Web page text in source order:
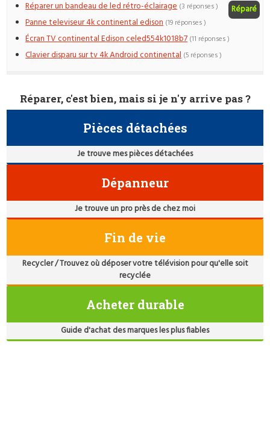
Réparer un bandeau de led rétro-éclairage Réparé
(3 réponses )
Panne televiseur 4k continental edison (19 réponses )
Écran TV continental Edison celed554k1018b7 (11 réponses )
Clavier disparu sur tv 4k Android continental (5 réponses )
Réparer, c'est bien, mais si je n'y arrive pas ?
Pièces détachées
Je trouve mes pièces détachées
Dépanneur
Je trouve un pro près de chez moi
Fin de vie
Recycler / Trouvez où déposer votre télévision pour qu'elle soit
recyclée
Acheter durable
Guide d'achat des marques les plus fiables